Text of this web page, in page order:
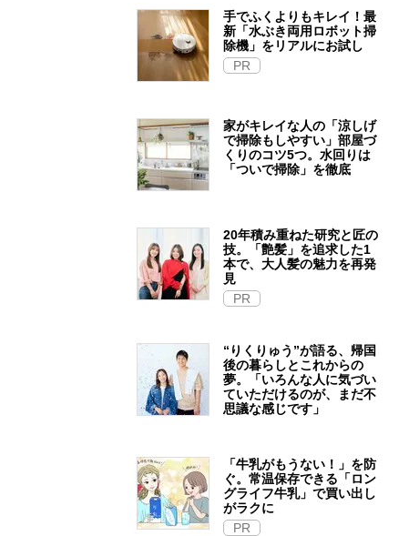
手でふくよりもキレイ！最
新「水ぶき両用ロボット掃
除機」をリアルにお試し
PR
家がキレイな人の「涼しげ
で掃除もしやすい」部屋づ
くりのコツ5つ。水回りは
「ついで掃除」を徹底
20年積み重ねた研究と匠の
技。「艶髪」を追求した1
本で、大人髪の魅力を再発
見
PR
“りくりゅう”が語る、帰国
後の暮らしとこれからの
夢。「いろんな人に気づい
ていただけるのが、まだ不
思議な感じです」
「牛乳がもうない！」を防
ぐ。常温保存できる「ロン
グライフ牛乳」で買い出し
がラクに
PR